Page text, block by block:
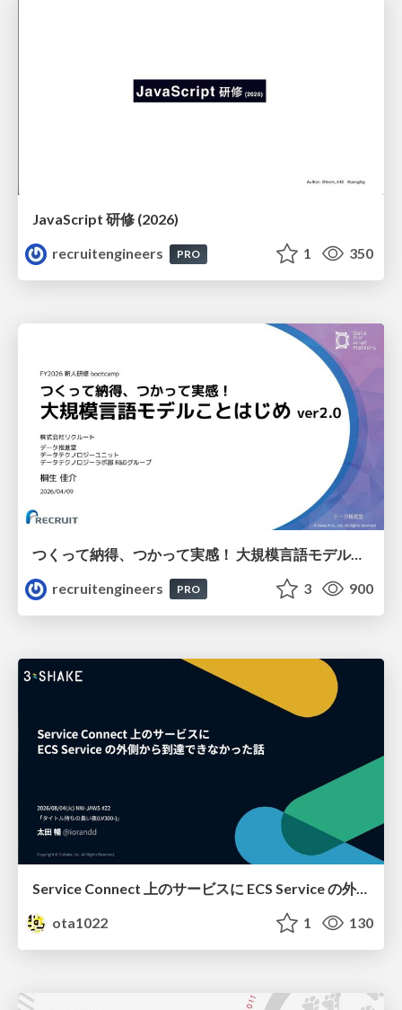
JavaScript 研修 (2026)
recruitengineers
PRO 1 350
つくって納得、つかって実感！ 大規模言語モデルことはじめ ver2.0
recruitengineers
PRO 3 900
Service Connect 上のサービスに ECS Service の外側から到達できなかった話
ota1022
1 130